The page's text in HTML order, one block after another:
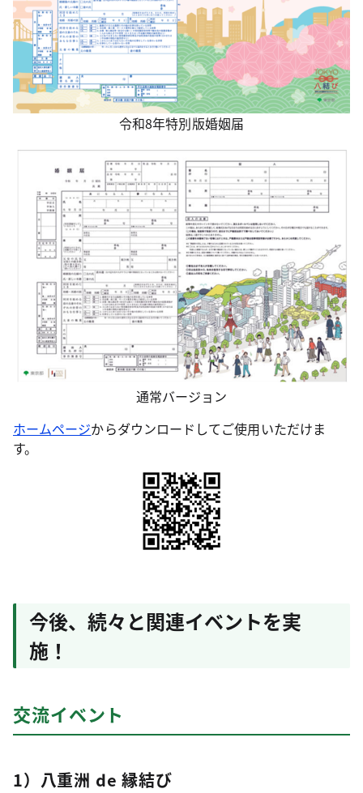
令和8年特別版婚姻届
通常バージョン
ホームページからダウンロードしてご使用いただけま
す。
今後、続々と関連イベントを実
施！
交流イベント
1）八重洲 de 縁結び